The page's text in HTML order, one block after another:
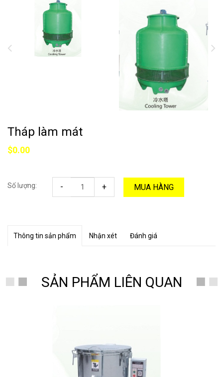
Tháp làm mát
$0.00
Số lượng: - + MUA HÀNG
Thông tin sản phẩm Nhận xét Đánh giá
SẢN PHẨM LIÊN QUAN